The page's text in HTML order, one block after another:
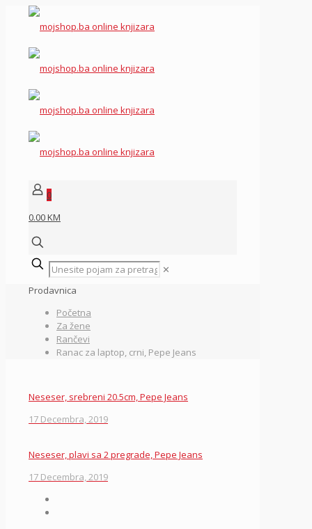
0
0.00 KM
✕
Prodavnica
Početna
Za žene
Rančevi
Ranac za laptop, crni, Pepe Jeans
Neseser, srebreni 20.5cm, Pepe Jeans
17 Decembra, 2019
Neseser, plavi sa 2 pregrade, Pepe Jeans
17 Decembra, 2019